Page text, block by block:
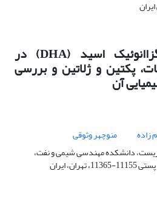
ریزپوشانی دوکوزاهگزاانوئیک اسید (DHA) در
پکتین و ژلاتین و بررسی
آن
زاده
منوچهر وثوقی
دانشکده مهندسی شیمی و نفت،
ایران